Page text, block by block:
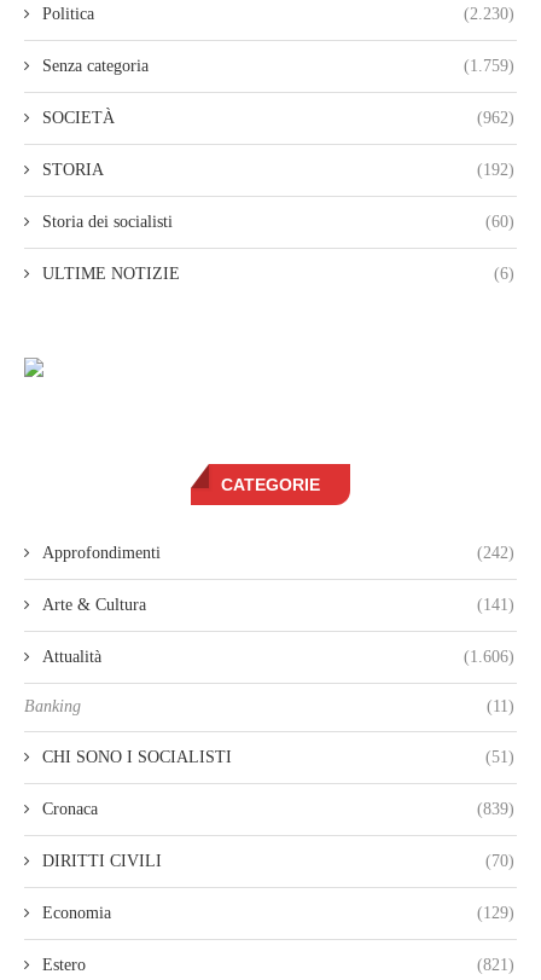
Politica (2.230)
Senza categoria (1.759)
SOCIETÀ (962)
STORIA (192)
Storia dei socialisti (60)
ULTIME NOTIZIE (6)
CATEGORIE
Approfondimenti (242)
Arte & Cultura (141)
Attualità (1.606)
Banking (11)
CHI SONO I SOCIALISTI (51)
Cronaca (839)
DIRITTI CIVILI (70)
Economia (129)
Estero (821)